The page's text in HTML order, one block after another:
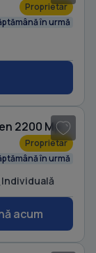
Proprietar
în urmă
Casă individuală cu 4 camere cu Teren 2200 Mp în Curtișoara
Proprietar
în urmă
Individuală
acum